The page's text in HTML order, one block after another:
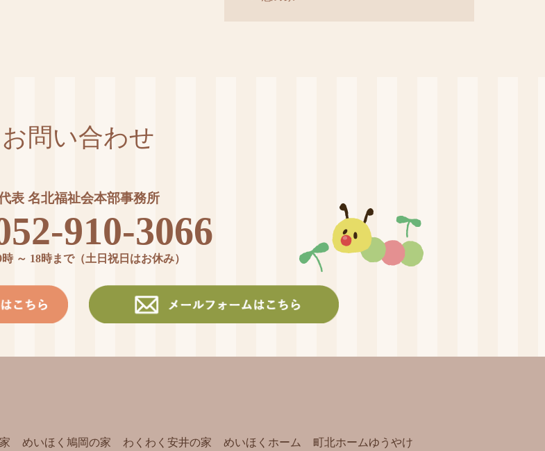
お問い合わせ
表 名北福祉会本部事務所
910-3066
～ 18時まで（土日祝日はお休み）
めいほく鳩岡の家 わくわく安井の家 めいほくホーム
町北ホームゆうやけ